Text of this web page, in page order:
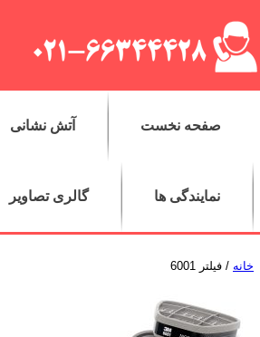
صفحه نخست آتش نشانی
نمایندگی ها گالری تصاویر
خانه / فیلتر 6001